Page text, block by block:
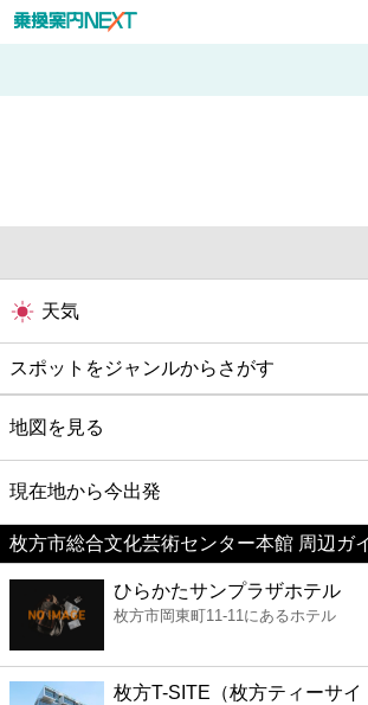
天気
スポットをジャンルからさがす
グルメ
映画
美容
コンビニ
薬局
地図を見る
現在地から今出発
枚方市総合文化芸術センター本館 周辺ガ
ひらかたサンプラザホテル
枚方市岡東町11-11にあるホテル
枚方T-SITE（枚方ティーサイ